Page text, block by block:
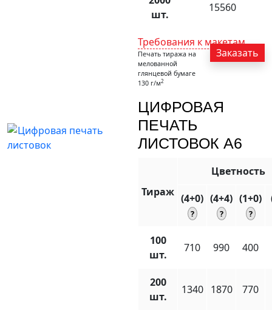
шт.
15560
Требования к макетам
Заказать
Печать тиража на
мелованной
глянцевой бумаге
130 г/м2
ЦИФРОВАЯ
ПЕЧАТЬ
ЛИСТОВОК A6
Тираж
Цветность
(4+0) (4+4) (1+0)
100
шт.
710 990 400
200
шт.
1340 1870 770